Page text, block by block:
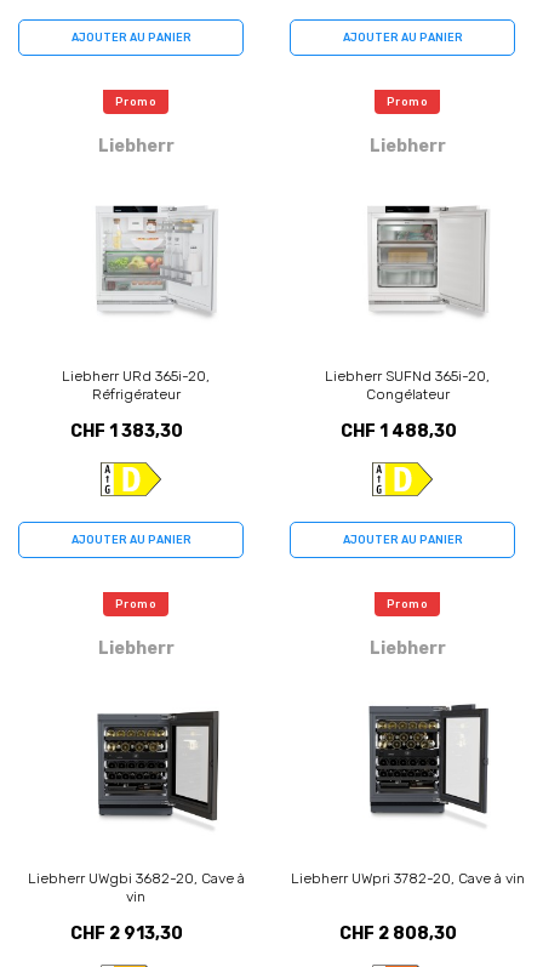
AJOUTER AU PANIER AJOUTER AU PANIER
Promo
Liebherr
Liebherr URd 365i-20,
Réfrigérateur
CHF 1 383,30
AJOUTER AU PANIER
Promo
Liebherr
Liebherr SUFNd 365i-20,
Congélateur
CHF 1 488,30
AJOUTER AU PANIER
Promo
Liebherr
Liebherr UWgbi 3682-20, Cave à
vin
CHF 2 913,30
Promo
Liebherr
Liebherr UWpri 3782-20, Cave à vin
CHF 2 808,30